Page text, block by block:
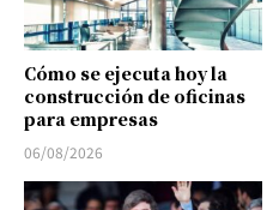
Cómo se ejecuta hoy la
construcción de oficinas
para empresas
06/08/2026